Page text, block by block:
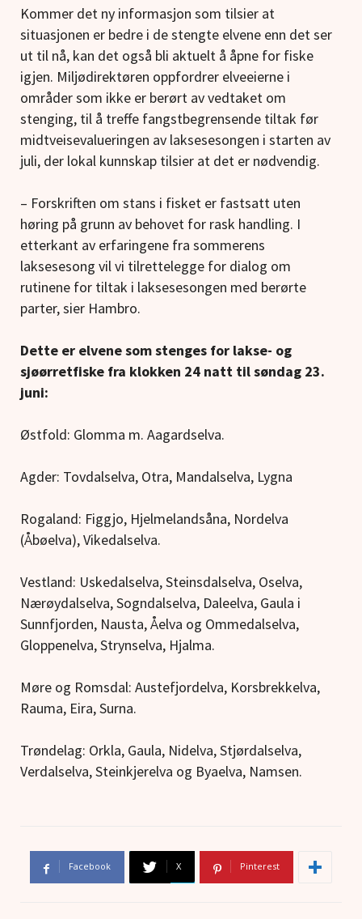
Kommer det ny informasjon som tilsier at
situasjonen er bedre i de stengte elvene enn det ser
ut til nå, kan det også bli aktuelt å åpne for fiske
igjen. Miljødirektøren oppfordrer elveeierne i
områder som ikke er berørt av vedtaket om
stenging, til å treffe fangstbegrensende tiltak før
midtveisevalueringen av laksesesongen i starten av
juli, der lokal kunnskap tilsier at det er nødvendig.
– Forskriften om stans i fisket er fastsatt uten
høring på grunn av behovet for rask handling. I
etterkant av erfaringene fra sommerens
laksesesong vil vi tilrettelegge for dialog om
rutinene for tiltak i laksesesongen med berørte
parter, sier Hambro.
Dette er elvene som stenges for lakse- og
sjøørretfiske fra klokken 24 natt til søndag 23.
juni:
Østfold: Glomma m. Aagardselva.
Agder: Tovdalselva, Otra, Mandalselva, Lygna
Rogaland: Figgjo, Hjelmelandsåna, Nordelva
(Åbøelva), Vikedalselva.
Vestland: Uskedalselva, Steinsdalselva, Oselva,
Nærøydalselva, Sogndalselva, Daleelva, Gaula i
Sunnfjorden, Nausta, Åelva og Ommedalselva,
Gloppenelva, Strynselva, Hjalma.
Møre og Romsdal: Austefjordelva, Korsbrekkelva,
Rauma, Eira, Surna.
Trøndelag: Orkla, Gaula, Nidelva, Stjørdalselva,
Verdalselva, Steinkjerelva og Byaelva, Namsen.
Facebook X Pinterest